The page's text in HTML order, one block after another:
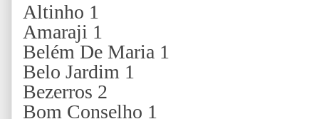
Altinho 1
Amaraji 1
Belém De Maria 1
Belo Jardim 1
Bezerros 2
Bom Conselho 1